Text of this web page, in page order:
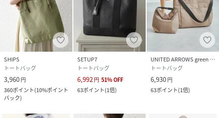
SHIPS
トートバッグ
3,960円
360ポイント(10%ポイント
バック)
SETUP7
トートバッグ
6,992円 51%OFF
63ポイント(1倍)
UNITED ARROWS green label relaxing
トートバッグ
6,930円
63ポイント(1倍)